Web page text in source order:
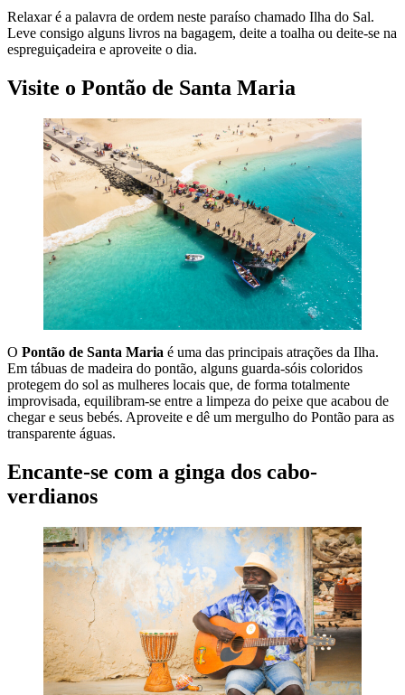
Relaxar é a palavra de ordem neste paraíso chamado Ilha do Sal.
Leve consigo alguns livros na bagagem, deite a toalha ou deite-se na
espreguiçadeira e aproveite o dia.
Visite o Pontão de Santa Maria
O Pontão de Santa Maria é uma das principais atrações da Ilha.
Em tábuas de madeira do pontão, alguns guarda-sóis coloridos
protegem do sol as mulheres locais que, de forma totalmente
improvisada, equilibram-se entre a limpeza do peixe que acabou de
chegar e seus bebés. Aproveite e dê um mergulho do Pontão para as
transparente águas.
Encante-se com a ginga dos cabo-
verdianos